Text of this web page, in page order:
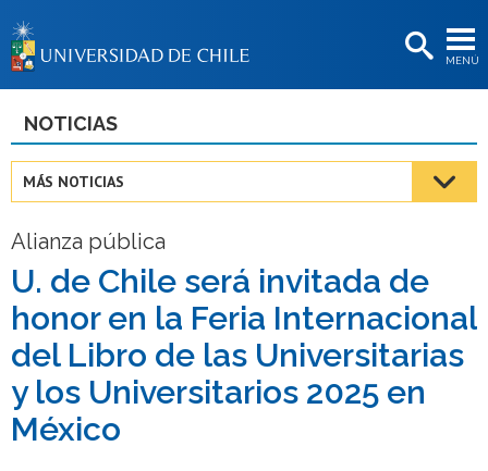
MENÚ
BIBLIOTECAS
Estudiantes
Funcionarias/os
Egresadas/os
NOTICIAS
MÁS NOTICIAS
Alianza pública
U. de Chile será invitada de
honor en la Feria Internacional
del Libro de las Universitarias
y los Universitarios 2025 en
México